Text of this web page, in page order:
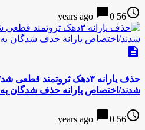
access_time
56 years ago
chat_bubble0
description
شدند/اختصاص یارانه حذف شدگان به ۴ گروه
access_time
56 years ago
chat_bubble0